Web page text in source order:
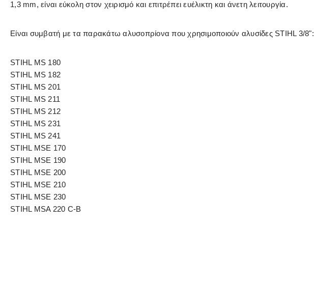
1,3 mm, είναι εύκολη στον χειρισμό και επιτρέπει ευέλικτη και άνετη λειτουργία.
Είναι συμβατή με τα παρακάτω αλυσοπρίονα που χρησιμοποιούν αλυσίδες STIHL 3/8":
STIHL MS 180
STIHL MS 182
STIHL MS 201
STIHL MS 211
STIHL MS 212
STIHL MS 231
STIHL MS 241
STIHL MSE 170
STIHL MSE 190
STIHL MSE 200
STIHL MSE 210
STIHL MSE 230
STIHL MSA 220 C-B